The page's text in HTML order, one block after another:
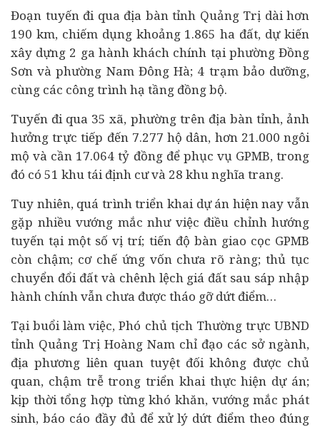
Đoạn tuyến đi qua địa bàn tỉnh Quảng Trị dài hơn
190 km, chiếm dụng khoảng 1.865 ha đất, dự kiến
xây dựng 2 ga hành khách chính tại phường Đồng
Sơn và phường Nam Đông Hà; 4 trạm bảo dưỡng,
cùng các công trình hạ tầng đồng bộ.
Tuyến đi qua 35 xã, phường trên địa bàn tỉnh, ảnh
hưởng trực tiếp đến 7.277 hộ dân, hơn 21.000 ngôi
mộ và cần 17.064 tỷ đồng để phục vụ GPMB, trong
đó có 51 khu tái định cư và 28 khu nghĩa trang.
Tuy nhiên, quá trình triển khai dự án hiện nay vẫn
gặp nhiều vướng mắc như việc điều chỉnh hướng
tuyến tại một số vị trí; tiến độ bàn giao cọc GPMB
còn chậm; cơ chế ứng vốn chưa rõ ràng; thủ tục
chuyển đổi đất và chênh lệch giá đất sau sáp nhập
hành chính vẫn chưa được tháo gỡ dứt điểm…
Tại buổi làm việc, Phó chủ tịch Thường trực UBND
tỉnh Quảng Trị Hoàng Nam chỉ đạo các sở ngành,
địa phương liên quan tuyệt đối không được chủ
quan, chậm trễ trong triển khai thực hiện dự án;
kịp thời tổng hợp từng khó khăn, vướng mắc phát
sinh, báo cáo đầy đủ để xử lý dứt điểm theo đúng